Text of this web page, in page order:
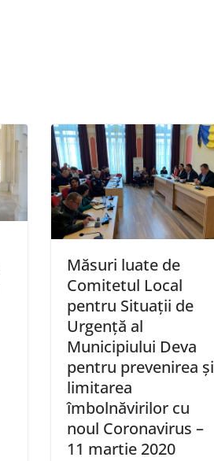
Măsuri luate de
Comitetul Local
pentru Situaţii de
Urgenţă al
Municipiului Deva
pentru prevenirea şi
limitarea
îmbolnăvirilor cu
noul Coronavirus –
11 martie 2020